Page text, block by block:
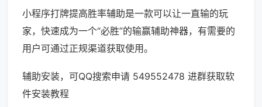
小程序打牌提高胜率辅助是一款可以让一直输的玩
家，快速成为一个“必胜”的输赢辅助神器，有需要的
用户可通过正规渠道获取使用。
辅助安装，可QQ搜索申请 549552478 进群获取软
件安装教程